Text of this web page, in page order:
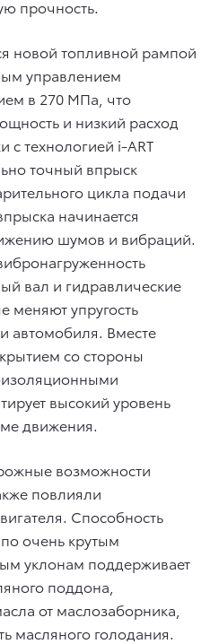
прочность.
новой топливной рампой
управлением
в 270 МПа, что
и низкий расход
технологией i-ART
точный впрыск
цикла подачи
начинается
шумов и вибраций.
вал и гидравлические
меняют упругость
автомобиля. Вместе
со стороны
высокий уровень
движения.
возможности
повлияли
Способность
очень крутым
уклонам поддерживает
поддона,
от маслозаборника,
масляного голодания.